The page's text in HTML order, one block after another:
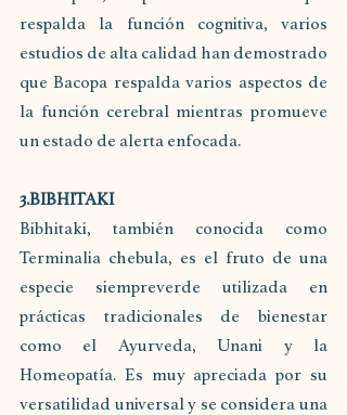
respalda la función cognitiva, varios
estudios de alta calidad han demostrado
que Bacopa respalda varios aspectos de
la función cerebral mientras promueve
un estado de alerta enfocada.
3.BIBHITAKI
Bibhitaki, también conocida como
Terminalia chebula, es el fruto de una
especie siempreverde utilizada en
prácticas tradicionales de bienestar
como el Ayurveda, Unani y la
Homeopatía. Es muy apreciada por su
versatilidad universal y se considera una